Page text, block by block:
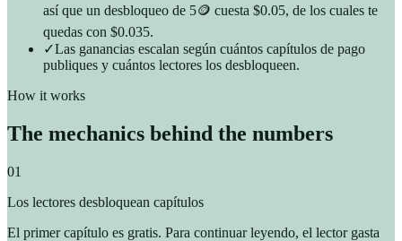
así que un desbloqueo de 5🪙 cuesta $0.05, de los cuales te
quedas con $0.035.
✓Las ganancias escalan según cuántos capítulos de pago
publiques y cuántos lectores los desbloqueen.
How it works
The mechanics behind the numbers
01
Los lectores desbloquean capítulos
El primer capítulo es gratis. Para continuar leyendo, el lector gasta